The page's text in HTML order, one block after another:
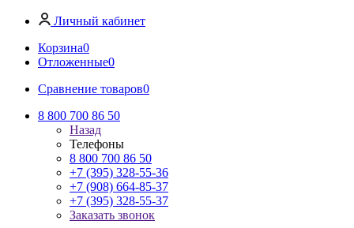
Личный кабинет
Корзина0
Отложенные0
Сравнение товаров0
8 800 700 86 50
Назад
Телефоны
8 800 700 86 50
+7 (395) 328-55-36
+7 (908) 664-85-37
+7 (395) 328-55-37
Заказать звонок